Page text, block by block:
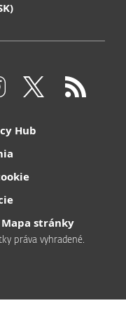
Hub
Mapa stránky
práva vyhradené.